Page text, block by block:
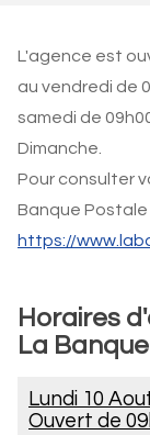
L'agence est
au vendredi de
samedi de
Dimanche.
Pour consulter
Banque Postale
https://
Horaires
La
Lundi 10
Ouvert de